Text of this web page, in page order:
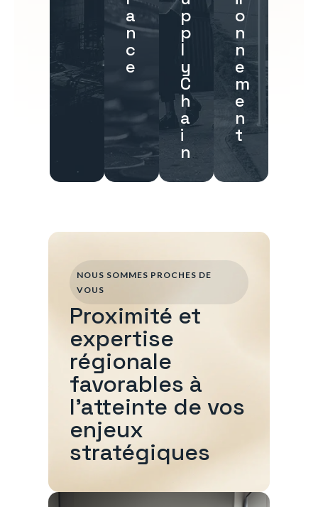
a
n
c
e
p
p
l
y
C
h
a
i
n
o
n
n
e
m
e
n
t
NOUS SOMMES PROCHES DE
VOUS
Proximité et
expertise
régionale
favorables à
l'atteinte de vos
enjeux
stratégiques